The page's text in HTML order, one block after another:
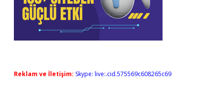
Reklam ve İletişim: Skype: live:.cid.575569c608265c69